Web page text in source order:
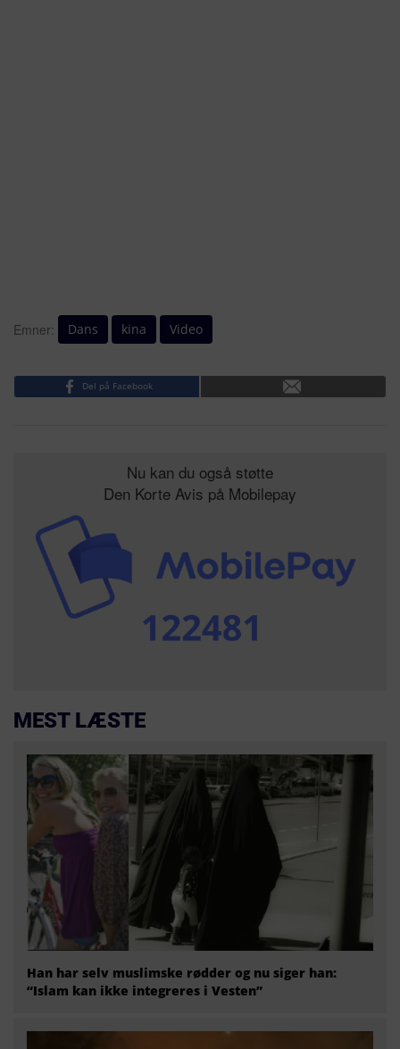
Emner: Dans kina Video
Del på Facebook
Nu kan du også støtte
Den Korte Avis på Mobilepay
MEST LÆSTE
Han har selv muslimske rødder og nu siger han:
“Islam kan ikke integreres i Vesten”